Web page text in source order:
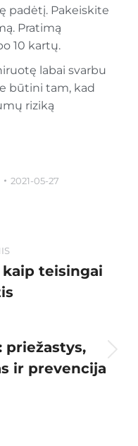
padėtį. Pakeiskite
Pratimą
10 kartų.
labai svarbu
būtini tam, kad
riziką
2021-05-27
teisingai
priežastys,
ir prevencija